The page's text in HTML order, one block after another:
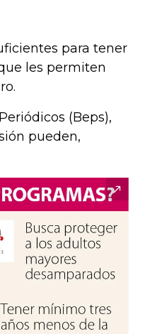
para tener
les permiten
(Beps),
pueden,